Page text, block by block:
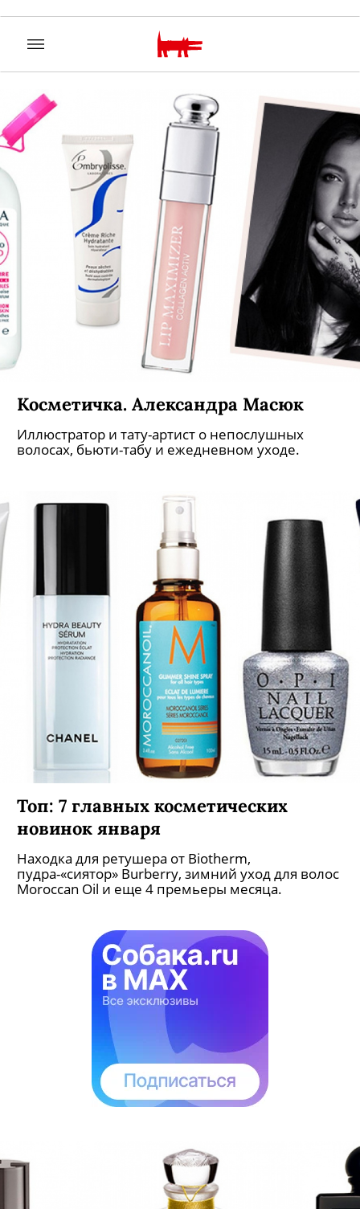
Косметичка. Александра Масюк
Иллюстратор и тату-артист о непослушных
волосах, бьюти-табу и ежедневном уходе.
Топ: 7 главных косметических
новинок января
Находка для ретушера от Biotherm,
пудра-«сиятор» Burberry, зимний уход для волос
Moroccan Oil и еще 4 премьеры месяца.